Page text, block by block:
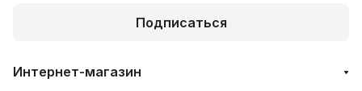
Подписаться
Интернет-магазин